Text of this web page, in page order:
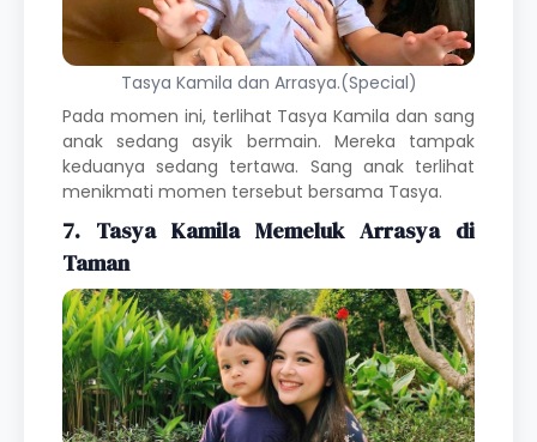
Tasya Kamila dan Arrasya.(Special)
Pada momen ini, terlihat Tasya Kamila dan sang
anak sedang asyik bermain. Mereka tampak
keduanya sedang tertawa. Sang anak terlihat
menikmati momen tersebut bersama Tasya.
7. Tasya Kamila Memeluk Arrasya di
Taman